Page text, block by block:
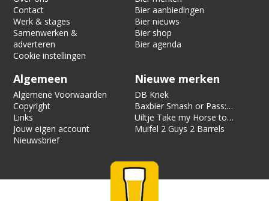
Contact
Werk & stages
Samenwerken &
adverteren
Cookie instellingen
Bier aanbiedingen
Bier nieuws
Bier shop
Bier agenda
Algemeen
Algemene Voorwaarden
Copyright
Links
Jouw eigen account
Nieuwsbrief
Nieuwe merken
DB Kriek
Baxbier Smash or Pass:
Strata
Uiltje Take my Horse to
the Hotel Room
Muifel 2 Guys 2 Barrels